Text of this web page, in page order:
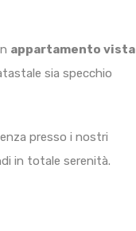
appartamento vista
sia specchio
presso i nostri
in totale serenità.